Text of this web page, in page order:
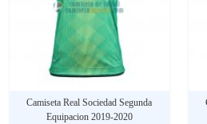
Camiseta Real Sociedad Segunda
Equipacion 2019-2020